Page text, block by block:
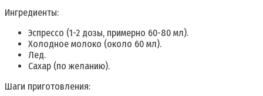
Ингредиенты:
Эспрессо (1-2 дозы, примерно 60-80 мл).
Холодное молоко (около 60 мл).
Лед.
Сахар (по желанию).
Шаги приготовления: